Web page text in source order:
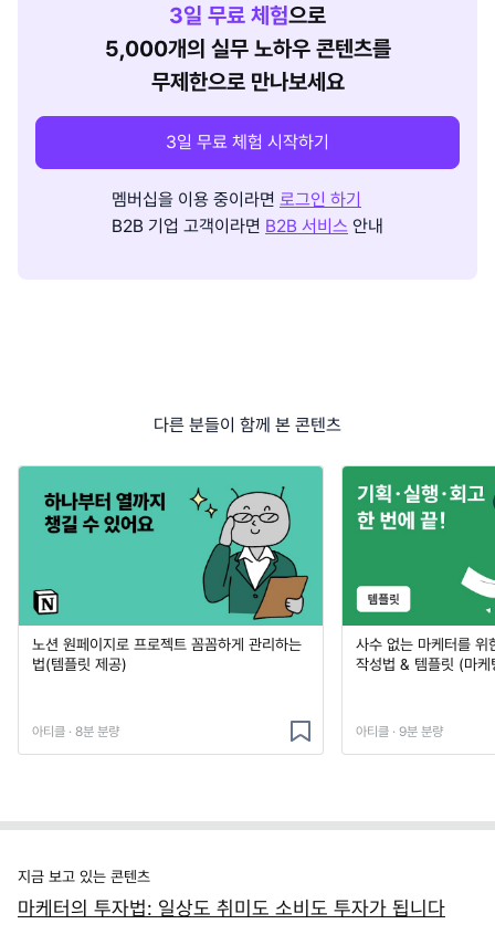
3일 무료 체험으로
5,000개의 실무 노하우 콘텐츠를
무제한으로 만나보세요
3일 무료 체험 시작하기
멤버십을 이용 중이라면 로그인 하기
B2B 기업 고객이라면 B2B 서비스 안내
다른 분들이 함께 본 콘텐츠
노션 원페이지로 프로젝트 꼼꼼하게 관리하는
법(템플릿 제공)
아티클 · 8분 분량
사수 없는 마케터를 위
작성법 & 템플릿 (마
아티클 · 9분 분량
지금 보고 있는 콘텐츠
마케터의 투자법: 일상도 취미도 소비도 투자가 됩니다